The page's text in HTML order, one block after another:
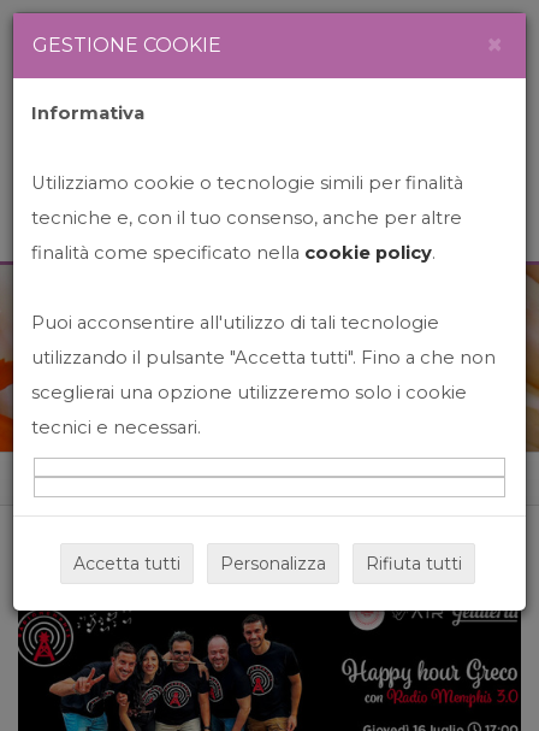
News&Events
Home News&events
GESTIONE COOKIE ×
Informativa
Utilizziamo cookie o tecnologie simili per finalità
tecniche e, con il tuo consenso, anche per altre
finalità come specificato nella cookie policy.
Puoi acconsentire all'utilizzo di tali tecnologie
utilizzando il pulsante "Accetta tutti". Fino a che non
sceglierai una opzione utilizzeremo solo i cookie
tecnici e necessari.
Accetta tutti Personalizza Rifiuta tutti